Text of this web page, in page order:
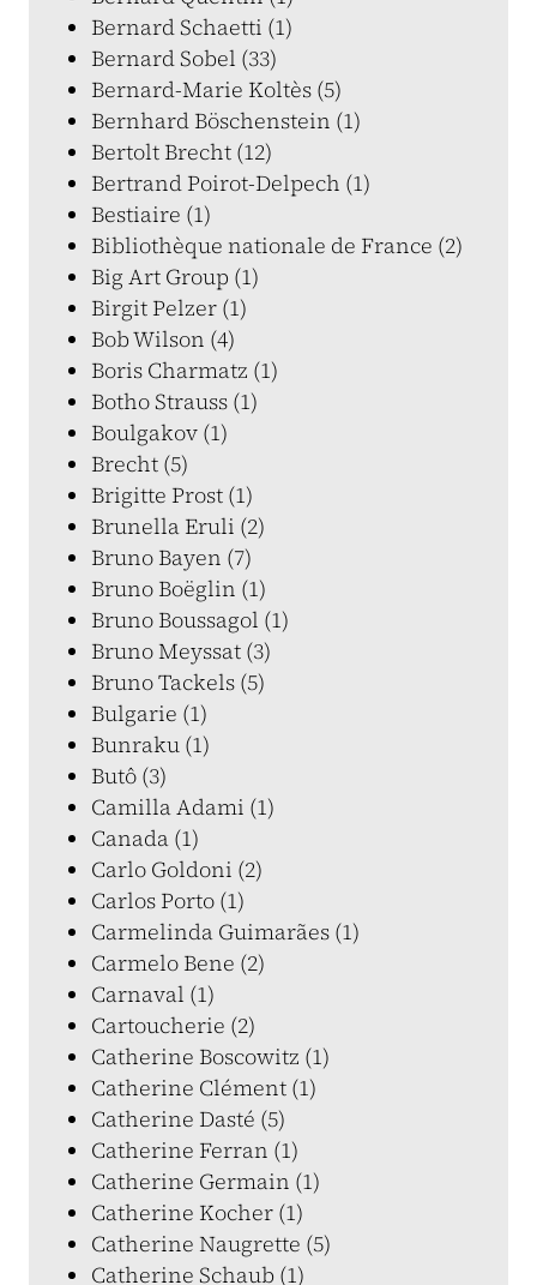
Bernard Schaetti (1)
Bernard Sobel (33)
Bernard-Marie Koltès (5)
Bernhard Böschenstein (1)
Bertolt Brecht (12)
Bertrand Poirot-Delpech (1)
Bestiaire (1)
Bibliothèque nationale de France (2)
Big Art Group (1)
Birgit Pelzer (1)
Bob Wilson (4)
Boris Charmatz (1)
Botho Strauss (1)
Boulgakov (1)
Brecht (5)
Brigitte Prost (1)
Brunella Eruli (2)
Bruno Bayen (7)
Bruno Boëglin (1)
Bruno Boussagol (1)
Bruno Meyssat (3)
Bruno Tackels (5)
Bulgarie (1)
Bunraku (1)
Butô (3)
Camilla Adami (1)
Canada (1)
Carlo Goldoni (2)
Carlos Porto (1)
Carmelinda Guimarães (1)
Carmelo Bene (2)
Carnaval (1)
Cartoucherie (2)
Catherine Boscowitz (1)
Catherine Clément (1)
Catherine Dasté (5)
Catherine Ferran (1)
Catherine Germain (1)
Catherine Kocher (1)
Catherine Naugrette (5)
Catherine Schaub (1)